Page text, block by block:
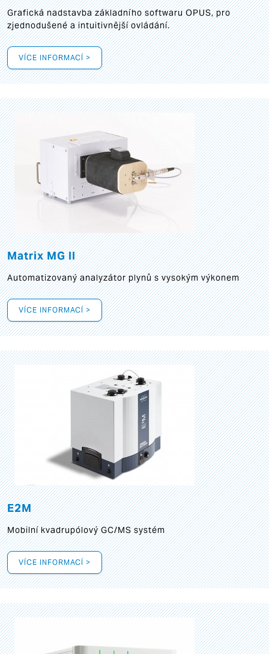
Grafickánadstavba základního softwaru OPUS, pro
zjednodušené a intuitivnější ovládání.
VÍCE INFORMACÍ >
Matrix MG II
Automatizovaný analyzátor plynů s vysokým výkonem
VÍCE INFORMACÍ >
E2M
Mobilní kvadrupólový GC/MS systém
VÍCE INFORMACÍ >